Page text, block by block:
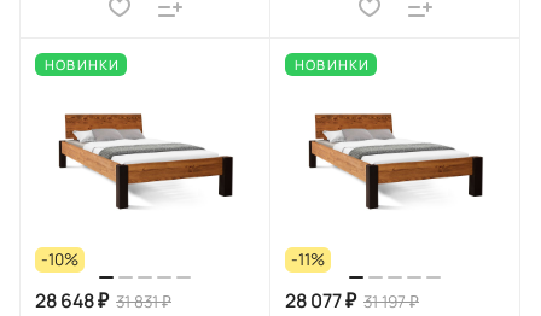
НОВИНКИ
-10%
28 648 ₽ 31 831 ₽
НОВИНКИ
-11%
28 077 ₽ 31 197 ₽